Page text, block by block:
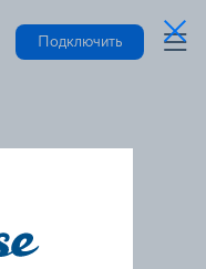
Подключить